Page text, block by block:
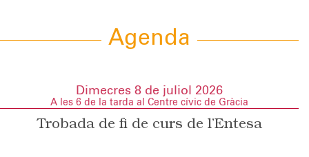
Agenda
Dimecres 8 de juliol 2026
A les 6 de la tarda al Centre cívic de Gràcia
Trobada de fi de curs de l’Entesa